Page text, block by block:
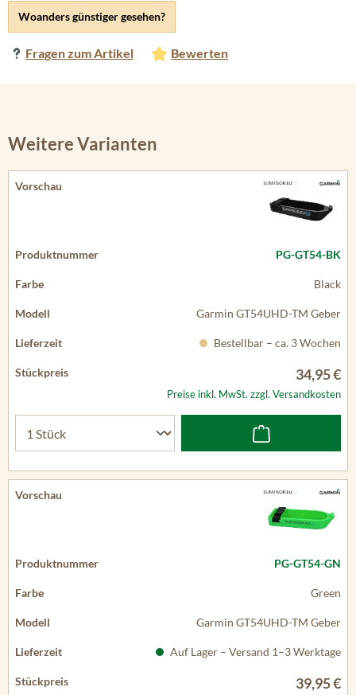
Woanders günstiger gesehen?
Fragen zum Artikel Bewerten
Weitere Varianten
PG-GT54-BK
Black
Garmin GT54UHD-TM Geber
Bestellbar – ca. 3 Wochen
34,95 €
Preise inkl. MwSt. zzgl. Versandkosten
PG-GT54-GN
Green
Garmin GT54UHD-TM Geber
Auf Lager – Versand 1–3 Werktage
39,95 €